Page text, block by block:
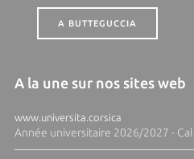
A BUTTEGUCCIA
A la une sur nos sites web
www.universita.corsica
Année universitaire 2026/2027 -